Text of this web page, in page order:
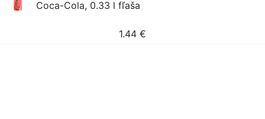
Coca-Cola, 0.33 l fľaša
1.44 €